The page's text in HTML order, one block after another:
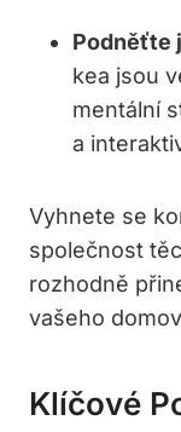
Podněťte
kea jsou
mentální
a
Vyhnete se
společnost
rozhodně
vašeho
Klíčové